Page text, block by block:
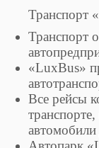
Транспорт
Транспорт
«LuxBus»
Все рейсы